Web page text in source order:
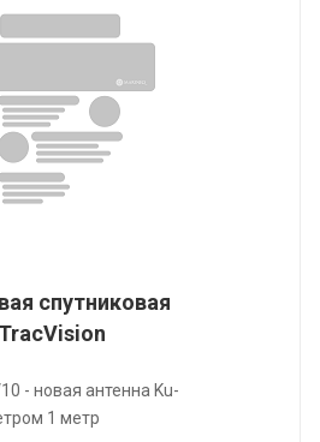
спутниковая
- новая антенна Ku-
1 метр